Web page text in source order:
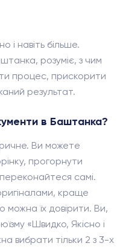
і навіть більше.
розуміє, з чим
процес, прискорити
результат.
в Баштанка?
Ви можете
прогорнути
самі.
краще
можна їх довірити. Ви,
«Швидко, Якісно і
вибрати тільки 2 з 3-х